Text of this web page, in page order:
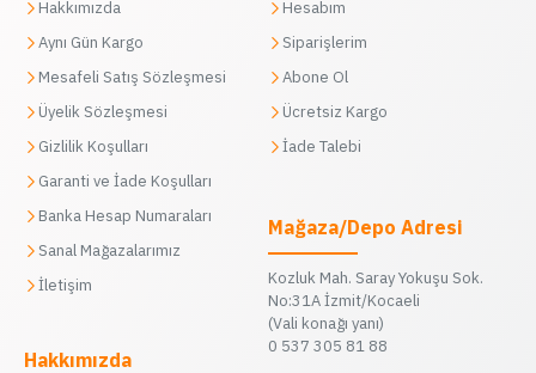
Hakkımızda
Aynı Gün Kargo
Mesafeli Satış Sözleşmesi
Üyelik Sözleşmesi
Gizlilik Koşulları
Garanti ve İade Koşulları
Banka Hesap Numaraları
Sanal Mağazalarımız
İletişim
Hakkımızda
Hesabım
Siparişlerim
Abone Ol
Ücretsiz Kargo
İade Talebi
Mağaza/Depo Adresi
Kozluk Mah. Saray Yokuşu Sok.
No:31A İzmit/Kocaeli
(Vali konağı yanı)
0 537 305 81 88